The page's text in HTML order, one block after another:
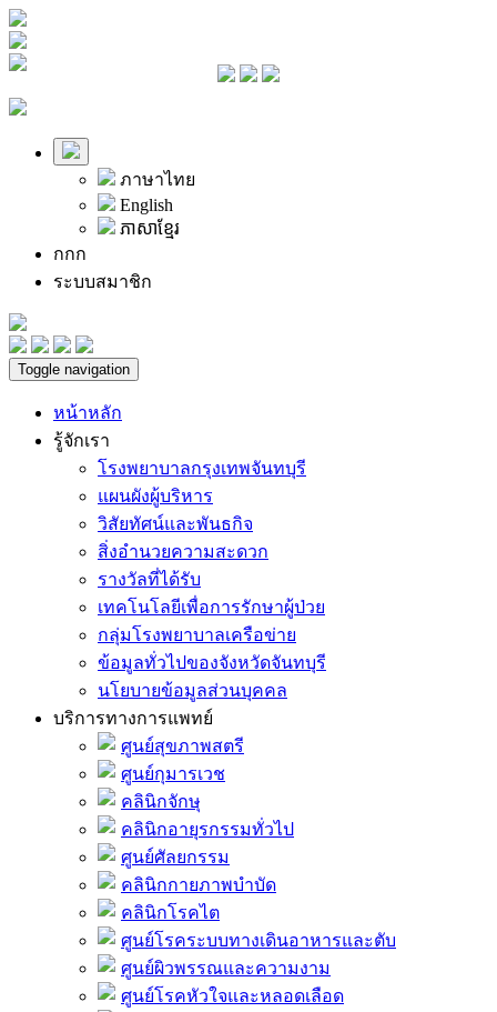
ภาษาไทย
English
ភាសាខ្មែរ
กกก
ระบบสมาชิก
Toggle navigation
หน้าหลัก
รู้จักเรา
โรงพยาบาลกรุงเทพจันทบุรี
แผนผังผู้บริหาร
วิสัยทัศน์และพันธกิจ
สิ่งอำนวยความสะดวก
รางวัลที่ได้รับ
เทคโนโลยีเพื่อการรักษาผู้ป่วย
กลุ่มโรงพยาบาลเครือข่าย
ข้อมูลทั่วไปของจังหวัดจันทบุรี
นโยบายข้อมูลส่วนบุคคล
บริการทางการแพทย์
ศูนย์สุขภาพสตรี
ศูนย์กุมารเวช
คลินิกจักษุ
คลินิกอายุรกรรมทั่วไป
ศูนย์ศัลยกรรม
คลินิกกายภาพบำบัด
คลินิกโรคไต
ศูนย์โรคระบบทางเดินอาหารและตับ
ศูนย์ผิวพรรณและความงาม
ศูนย์โรคหัวใจและหลอดเลือด